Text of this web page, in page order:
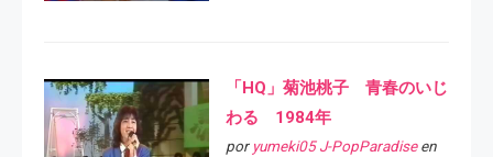
「HQ」菊池桃子 青春のいじ
わる 1984年
por yumeki05 J-PopParadiseen